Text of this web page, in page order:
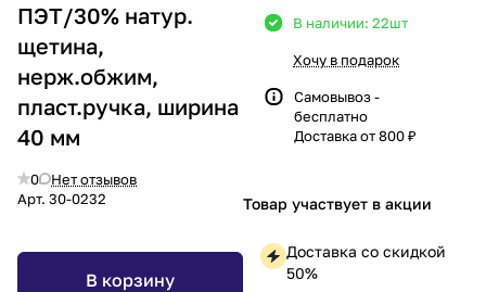
ПЭT/30% натур.
щетина,
нерж.обжим,
пласт.ручка, ширина
40 мм
0
Нет отзывов
Арт. 30-0232
В корзину
В наличии: 22шт
Хочу в подарок
Самовывоз -
бесплатно
Доставка от 800 ₽
Товар участвует в акции
Доставка со скидкой
50%